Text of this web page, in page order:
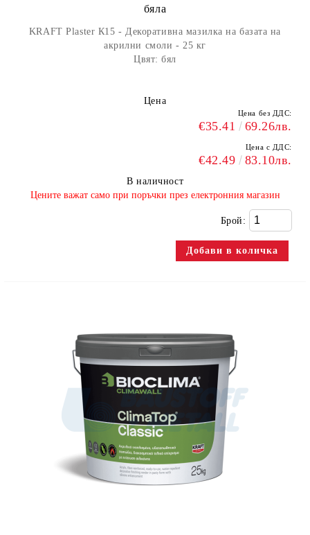
бяла
KRAFT Plaster К15 - Декоративна мазилка на базата на
акрилни смоли - 25 кг
Цвят: бял
Цена
Цена без ДДС:
€35.41 69.26лв.
Цена с ДДС:
€42.49 83.10лв.
В наличност
​Цените важат само при поръчки през електронния магазин
Брой: